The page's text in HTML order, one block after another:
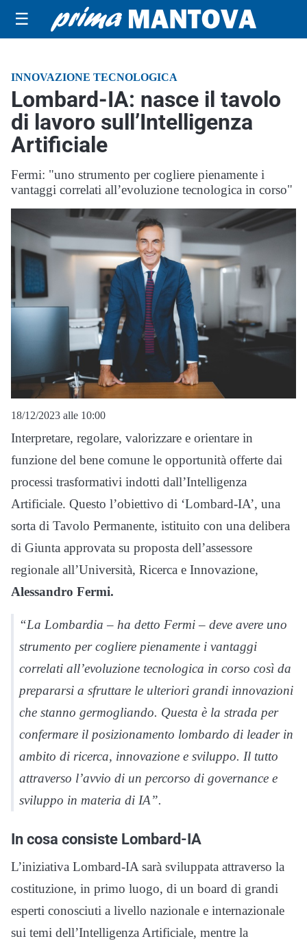
☰
INNOVAZIONE TECNOLOGICA
Lombard-IA: nasce il tavolo
di lavoro sull’Intelligenza
Artificiale
Fermi: "uno strumento per cogliere pienamente i
vantaggi correlati all’evoluzione tecnologica in corso"
18/12/2023 alle 10:00
Interpretare, regolare, valorizzare e orientare in
funzione del bene comune le opportunità offerte dai
processi trasformativi indotti dall’Intelligenza
Artificiale. Questo l’obiettivo di ‘Lombard-IA’, una
sorta di Tavolo Permanente, istituito con una delibera
di Giunta approvata su proposta dell’assessore
regionale all’Università, Ricerca e Innovazione,
Alessandro Fermi.
“La Lombardia – ha detto Fermi – deve avere uno
strumento per cogliere pienamente i vantaggi
correlati all’evoluzione tecnologica in corso così da
prepararsi a sfruttare le ulteriori grandi innovazioni
che stanno germogliando. Questa è la strada per
confermare il posizionamento lombardo di leader in
ambito di ricerca, innovazione e sviluppo. Il tutto
attraverso l’avvio di un percorso di governance e
sviluppo in materia di IA”.
In cosa consiste Lombard-IA
L’iniziativa Lombard-IA sarà sviluppata attraverso la
costituzione, in primo luogo, di un board di grandi
esperti conosciuti a livello nazionale e internazionale
sui temi dell’Intelligenza Artificiale, mentre la